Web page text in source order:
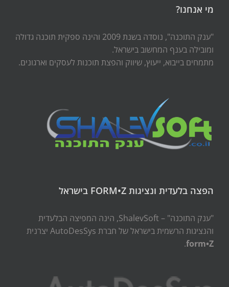
מי אנחנו?
"ענק התוכנה", נוסדה בשנת 2009 והינה ספקית תוכנה גדולה
ומובילה בענף המחשוב בישראל.
מתמחים בייבוא, ייעוץ, שיווק והפצת תוכנות לעסקים וארגונים.
הפצה בלעדית ונציגות FORM•Z בישראל
"ענק התוכנה" – ShalevSoft, הינה המפיצה הבלעדית
והנציגות הרשמית בישראל של חברת AutoDesSys יצרנית
form•Z
.